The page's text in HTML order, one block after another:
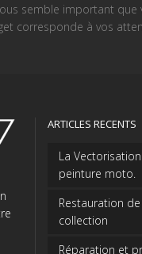
semble important que
corresponde à vos
ARTICLES RECENTS
La
peinture moto.
Restauration
collection
Réparation et